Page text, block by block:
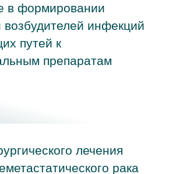
в формировании
возбудителей инфекций
путей к
препаратам
лечения
рака